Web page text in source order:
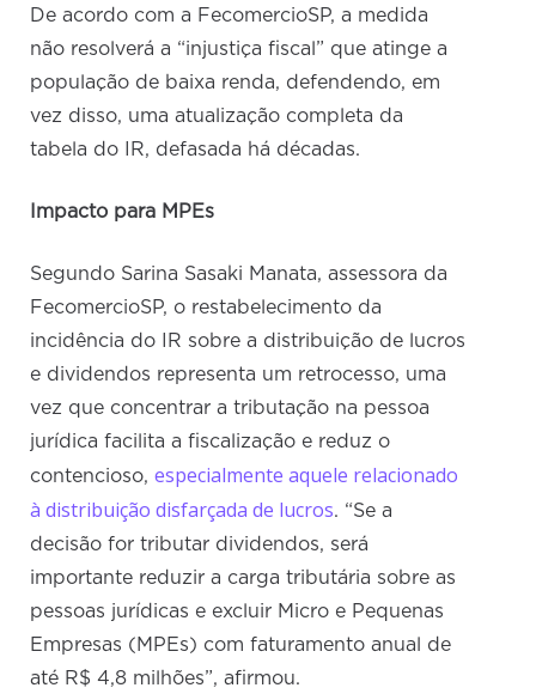
De acordo com a FecomercioSP, a medida
não resolverá a “injustiça fiscal” que atinge a
população de baixa renda, defendendo, em
vez disso, uma atualização completa da
tabela do IR, defasada há décadas.
Impacto para MPEs
Segundo Sarina Sasaki Manata, assessora da
FecomercioSP, o restabelecimento da
incidência do IR sobre a distribuição de lucros
e dividendos representa um retrocesso, uma
vez que concentrar a tributação na pessoa
jurídica facilita a fiscalização e reduz o
contencioso,especialmente aquele relacionado
à distribuição disfarçada de lucros. “Se a
decisão for tributar dividendos, será
importante reduzir a carga tributária sobre as
pessoas jurídicas e excluir Micro e Pequenas
Empresas (MPEs) com faturamento anual de
até R$ 4,8 milhões”, afirmou.